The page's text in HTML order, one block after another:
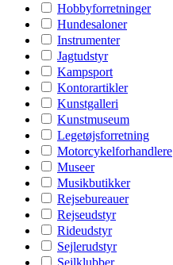
Hobbyforretninger
Hundesaloner
Instrumenter
Jagtudstyr
Kampsport
Kontorartikler
Kunstgalleri
Kunstmuseum
Legetøjsforretning
Motorcykelforhandlere
Museer
Musikbutikker
Rejsebureauer
Rejseudstyr
Rideudstyr
Sejlerudstyr
Sejlklubber